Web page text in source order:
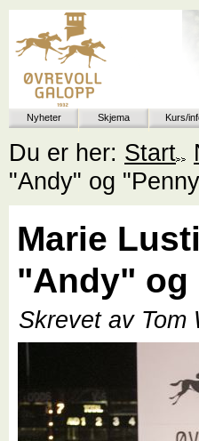
Nyheter Skjema Kurs/
Du er her: Start
"Andy" og
Marie
"Andy" og
Skrevet av Tom